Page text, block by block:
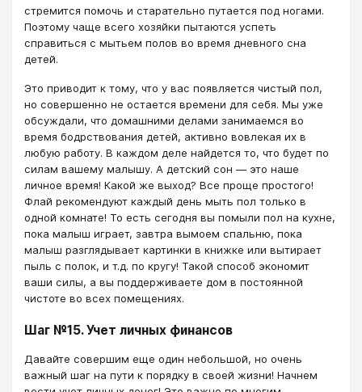
стремится помочь и старательно путается под ногами.
Поэтому чаще всего хозяйки пытаются успеть
справиться с мытьем полов во время дневного сна
детей.
Это приводит к тому, что у вас появляется чистый пол,
но совершенно не остается времени для себя. Мы уже
обсуждали, что домашними делами занимаемся во
время бодрствования детей, активно вовлекая их в
любую работу. В каждом деле найдется то, что будет по
силам вашему малышу. А детский сон — это наше
личное время! Какой же выход? Все проще простого!
Флай рекомендуют каждый день мыть пол только в
одной комнате! То есть сегодня вы помыли пол на кухне,
пока малыш играет, завтра вымоем спальню, пока
малыш разглядывает картинки в книжке или вытирает
пыль с полок, и т.д. по кругу! Такой способ экономит
ваши силы, а вы поддерживаете дом в постоянной
чистоте во всех помещениях.
Шаг №15. Учет личных финансов
Давайте совершим еще один небольшой, но очень
важный шаг на пути к порядку в своей жизни! Начнем